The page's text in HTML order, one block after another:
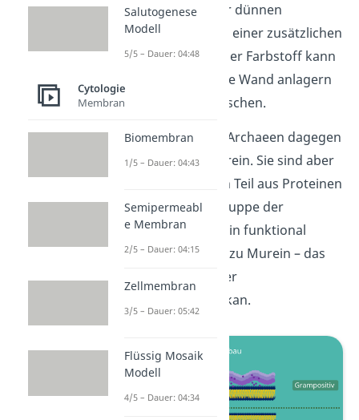
hingegen aus einer dünnen
Mureinschicht und einer zusätzlichen
Außenmembran. Der Farbstoff kann
sich hier nicht in die Wand anlagern
und wird ausgewaschen.
Die Zellwände der Archaeen dagegen
enthaltenkein
Murein. Sie sind aber
meist zum größten Teil aus Proteinen
aufgebaut. Eine Gruppe der
Archaeen enthält ein funktional
ähnliches Polymer zu Murein – das
oder
Pseudopeptidoglykan.
Salutogenese
Modell
5/5 – Dauer: 04:48
Cytologie
Membran
Biomembran
1/5 – Dauer: 04:43
Semipermeabl
e Membran
2/5 – Dauer: 04:15
Zellmembran
3/5 – Dauer: 05:42
Flüssig Mosaik
Modell
4/5 – Dauer: 04:34